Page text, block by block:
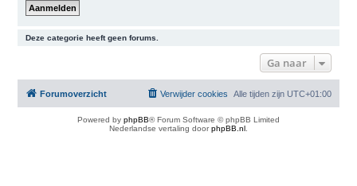
Deze categorie heeft geen forums.
Ga naar
Forumoverzicht Alle tijden zijn UTC+01:00
Verwijder cookies
Powered by phpBB® Forum Software © phpBB Limited
Nederlandse vertaling doorphpBB.nl